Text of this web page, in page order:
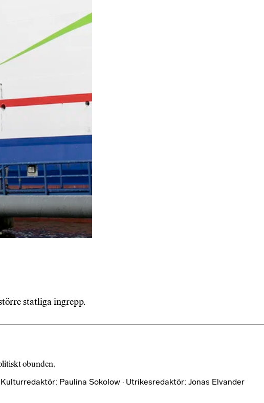
statliga ingrepp.
obunden.
Paulina Sokolow · Utrikesredaktör: Jonas Elvander